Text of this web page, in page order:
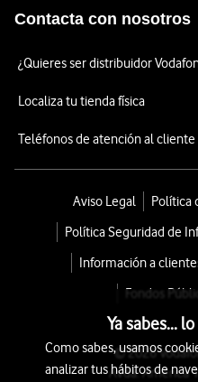
Contacta con nosotros
¿Quieres ser distribuidor
Localiza tu tienda física
Teléfonos de atención al cliente
Aviso Legal
Política
Política Seguridad de
Información a
Fondos
© 2026
Avda. América
Ya sabes...
Como sabes, usamos
analizar tus hábitos de